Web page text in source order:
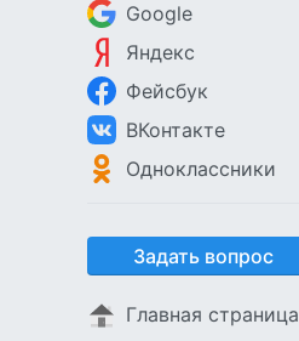
Google
Яндекс
Фейсбук
ВКонтакте
Одноклассники
Задать вопрос
Главная страница